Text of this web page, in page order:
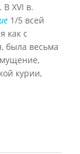
В XVI в.
1/5 всей
как с
была весьма
курии,